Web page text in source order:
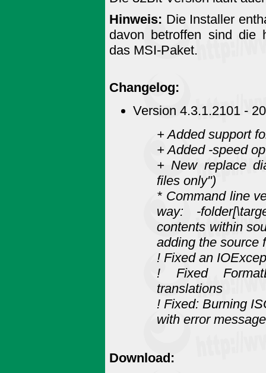
Hinweis: Die Installer
davon betroffen sind die
das MSI-Paket.
Changelog:
Version 4.3.1.2101 -
+ Added support
+ Added -speed
+ New replace
files only")
* Command line
way: -
contents within
adding the source
! Fixed an
! Fixed
translations
! Fixed: Burning
with error message
Download: